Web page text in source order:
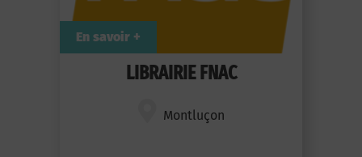
LIBRAIRIE FNAC
Montluçon
En savoir +